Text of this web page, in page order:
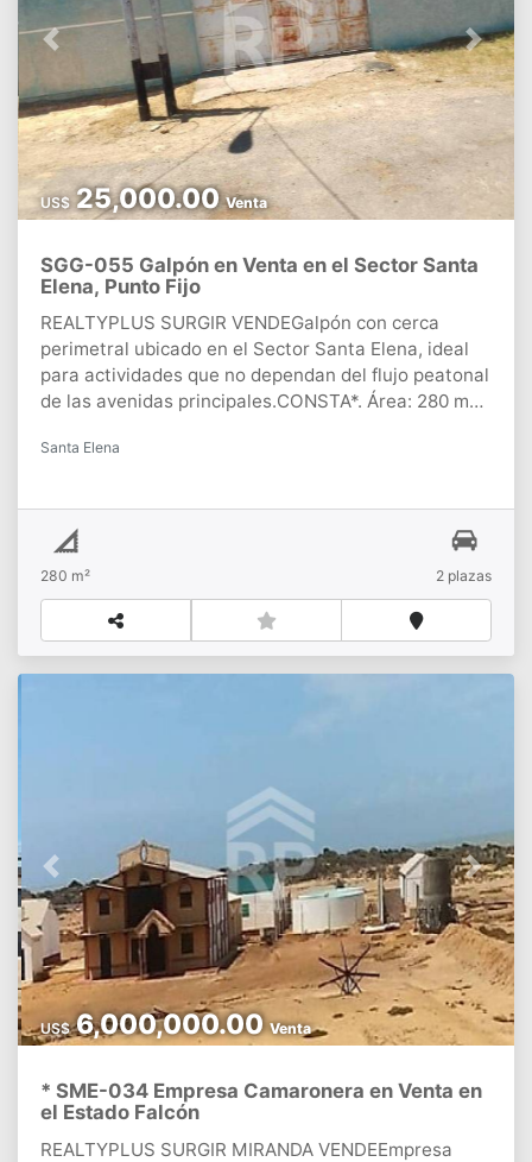
Previous Next
SGG-055 Galpón en Venta en el Sector Santa
Elena, Punto Fijo
REALTYPLUS SURGIR VENDEGalpón con cerca
perimetral ubicado en el Sector Santa Elena, ideal
para actividades que no dependan del flujo peatonal
de las avenidas principales.CONSTA*. Área: 280 m2*.
cerrado.*. Piso de Cemento de alta resistencia, ideal
vehículos de carga o almacenamiento.*. Posee un
área con techo de acerolit, perfecta para el
resguardo de herramientas o área de taller
techado.PLUS*. Su distribución abierta permite
diseñar el espacio a la medida de lo que se
requiera.USOS RECOMENDADOS*. Centro de
Distribución y Almacenaje de Materiales pesados*.
US$25,000.00Venta
Santa Elena
280 m² 2 plazas
Previous Next
* SME-034 Empresa Camaronera en Venta en
el Estado Falcón
REALTYPLUS SURGIR MIRANDA VENDEEmpresa
US$6,000,000.00Venta